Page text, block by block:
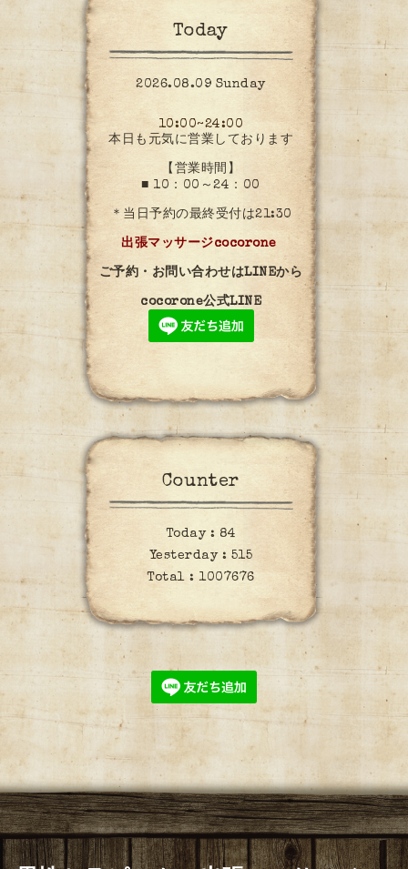
Today
2026.08.09 Sunday
10:00~24:00
本日も元気に営業しております
【営業時間】
■ 10：00～24：00
＊当日予約の最終受付は21:30
出張マッサージcocorone
ご予約・お問い合わせはLINEから
cocorone公式LINE
Counter
Today : 84
Yesterday : 515
Total :1007676